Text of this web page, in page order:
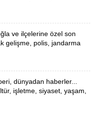
ve ilçelerine özel son
gelişme, polis, jandarma
dünyadan haberler...
işletme, siyaset, yaşam,